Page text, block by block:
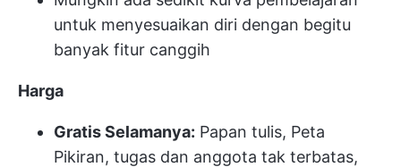
untuk menyesuaikan diri dengan begitu
banyak fitur canggih
Harga
Gratis Selamanya: Papan tulis, Peta
Pikiran, tugas dan anggota tak terbatas,